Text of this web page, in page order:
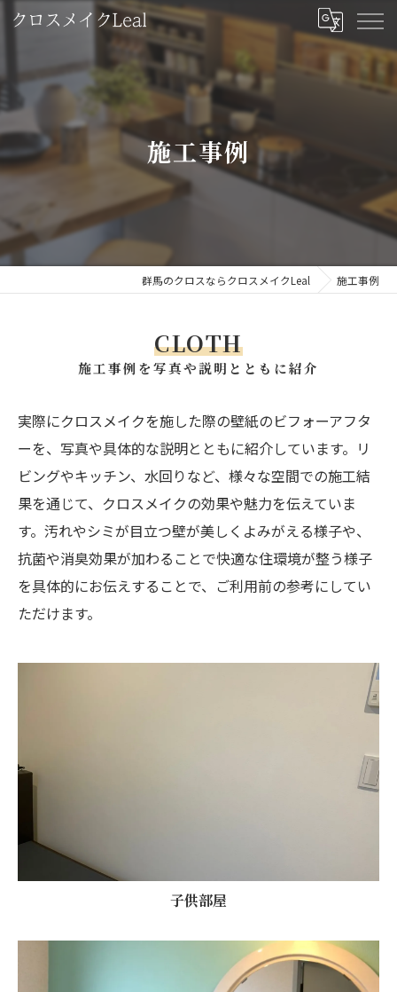
施工事例
群馬のクロスならクロスメイクLeal 施工事例
CLOTH
施工事例を写真や説明とともに紹介
実際にクロスメイクを施した際の壁紙のビフォーアフタ
ーを、写真や具体的な説明とともに紹介しています。リ
ビングやキッチン、水回りなど、様々な空間での施工結
果を通じて、クロスメイクの効果や魅力を伝えていま
す。汚れやシミが目立つ壁が美しくよみがえる様子や、
抗菌や消臭効果が加わることで快適な住環境が整う様子
を具体的にお伝えすることで、ご利用前の参考にしてい
ただけます。
子供部屋